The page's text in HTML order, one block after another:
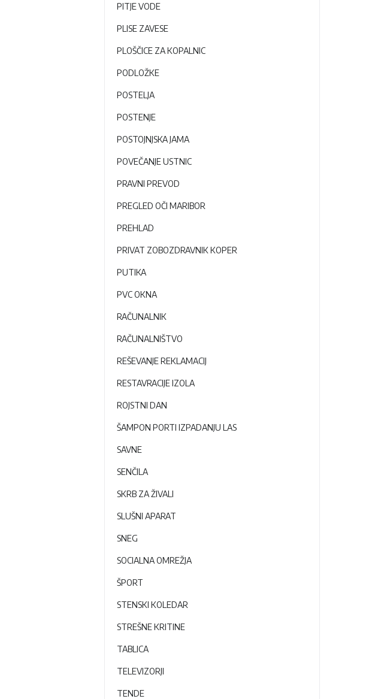
PITJE VODE
PLISE ZAVESE
PLOŠČICE ZA KOPALNIC
PODLOŽKE
POSTELJA
POSTENJE
POSTOJNJSKA JAMA
POVEČANJE USTNIC
PRAVNI PREVOD
PREGLED OČI MARIBOR
PREHLAD
PRIVAT ZOBOZDRAVNIK KOPER
PUTIKA
PVC OKNA
RAČUNALNIK
RAČUNALNIŠTVO
REŠEVANJE REKLAMACIJ
RESTAVRACIJE IZOLA
ROJSTNI DAN
ŠAMPON PORTI IZPADANJU LAS
SAVNE
SENČILA
SKRB ZA ŽIVALI
SLUŠNI APARAT
SNEG
SOCIALNA OMREŽJA
ŠPORT
STENSKI KOLEDAR
STREŠNE KRITINE
TABLICA
TELEVIZORJI
TENDE